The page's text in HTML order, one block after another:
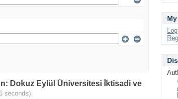
Dokuz Eylül Üniversitesi İktisadi ve
seconds)